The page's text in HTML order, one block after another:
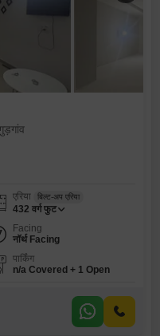
एरिया बिल्ट-अप एरिया
432 वर्ग फुट
Facing
नॉर्थ Facing
पार्किंग
n/a Covered + 1 Open